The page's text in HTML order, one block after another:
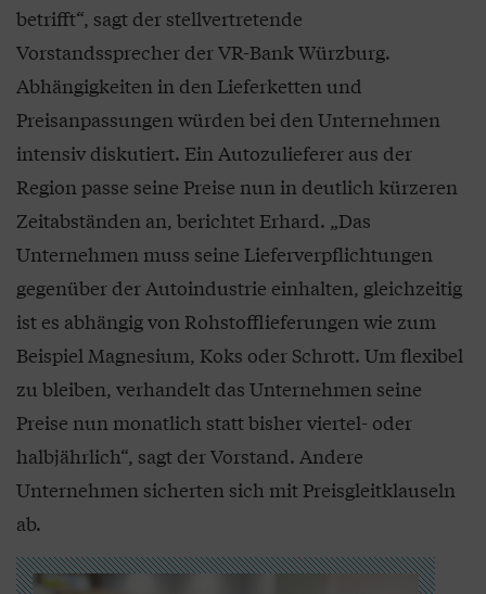
betrifft“, sagt der stellvertretende
Vorstandssprecher der VR-Bank Würzburg.
Abhängigkeiten in den Lieferketten und
Preisanpassungen würden bei den Unternehmen
intensiv diskutiert. Ein Autozulieferer aus der
Region passe seine Preise nun in deutlich kürzeren
Zeitabständen an, berichtet Erhard. „Das
Unternehmen muss seine Lieferverpflichtungen
gegenüber der Autoindustrie einhalten, gleichzeitig
ist es abhängig von Rohstofflieferungen wie zum
Beispiel Magnesium, Koks oder Schrott. Um flexibel
zu bleiben, verhandelt das Unternehmen seine
Preise nun monatlich statt bisher viertel- oder
halbjährlich“, sagt der Vorstand. Andere
Unternehmen sicherten sich mit Preisgleitklauseln
ab.